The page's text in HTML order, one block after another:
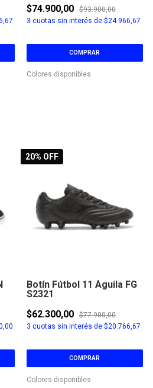
$74.900,00
$93.900,00
3 cuotas sin interés de $24.966,67
COMPRAR
Colores disponibles
20% OFF
Botín Fútbol 11 Águila FG
S2321
$62.300,00
$77.900,00
3 cuotas sin interés de $20.766,67
COMPRAR
Colores disponibles